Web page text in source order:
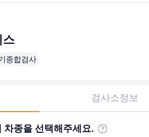
스
종합검사
검사소정보
차종을 선택해주세요.